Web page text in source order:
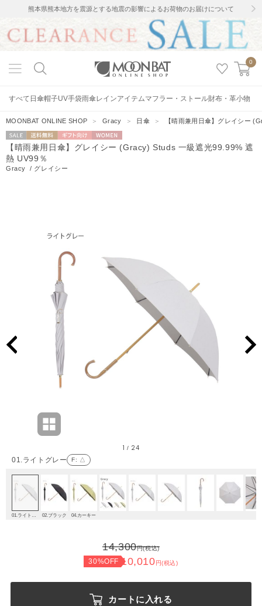
熊本県熊本地方を震源とする地震の影響によるお荷物のお届けについて
0
すべて 日傘帽子UV手袋雨傘レインアイテムマフラー・ストール財布・革小物
MOONBAT ONLINE SHOP ＞Gracy ＞ 日傘 ＞ 【晴雨兼用日傘】グレイシー
セー
ル
送料無料 ギフト向
け
WOMEN
【晴雨兼用日傘】グレイシー (Gracy) Studs 一級遮光99.99% 遮
熱 UV99％
Gracy / グレイシー
01.ライトグレー F: △
1 / 24
02.ブラック 04.カーキー
14,300円(税込)
30%OFF 10,010円(税込)
カートに入れる